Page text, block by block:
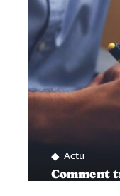
Actu
Comment